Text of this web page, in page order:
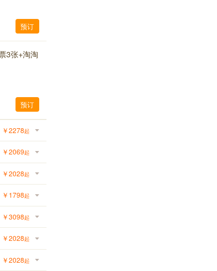
预订
3张+淘淘
预订
￥2278起
￥2069起
￥2028起
￥ 1798起
￥3098起
￥2028起
￥2028起